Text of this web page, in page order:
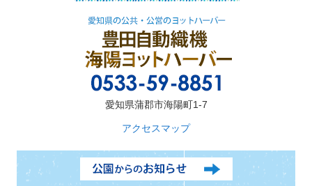
愛知県蒲郡市海陽町1-7
アクセスマップ